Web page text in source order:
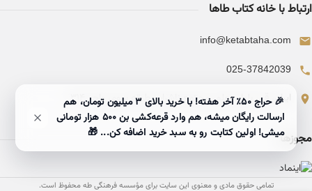
ارتباط با خانه کتاب طاها
info@ketabtaha.com
025-37842039
ایران، قم، بلوار معلم، مجتمع ناشران، طبقه سوم، واحد ۳۱۴
مجوزها
تمامی حقوق مادی و معنوی این سایت برای مؤسسه فرهنگی طه محفوظ است.
🎉 حراج ۵۰٪ آخر هفته! با خرید بالای 3 میلیون تومان، هم
ارسالت رایگان میشه، هم وارد قرعه‌کشی بن ۵۰۰ هزار تومانی
میشی! اولین کتابت رو به سبد خرید اضافه کن... 🎁